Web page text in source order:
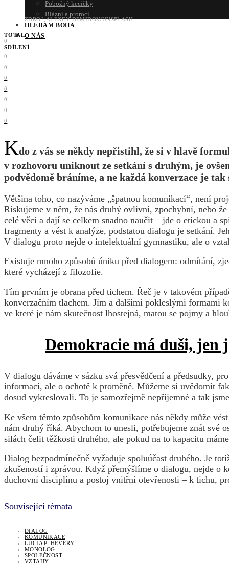
Pobožný kecičky
Blázni a proroci
HLEDÁM BOHA
O NÁS
ZDROJ: ALEXEY-DEMIDOV/UNSPLASH
TOTAL
0
SDÍLENÍ
0
0
0
0
0
0
0
Kdo z vás se někdy nepřistihl, že si v hlavě
v rozhovoru uniknout ze setkání s druhým, je
podvědomě bráníme, a ne každá konverzace je
Většina toho, co nazýváme „špatnou komunikací“, není
Riskujeme v něm, že nás druhý ovlivní, zpochybní, nebo
celé věci a dají se celkem snadno naučit – jde o etickou a
fragmenty a vést k analýze, podstatou dialogu je setkání.
V dialogu proto nejde o intelektuální gymnastiku, ale o
Existuje mnoho způsobů úniku před dialogem: odmítání,
které vycházejí z filozofie.
Tím prvním je obrana před tichem. Řeč je v takovém
konverzačním tlachem. Jím a dalšími pokleslými formami
ve které je nám skutečnost lhostejná, matou se pojmy a
Demokracie má duši,
V dialogu dáváme v sázku svá přesvědčení a předsudky,
informací, ale o ochotě k proměně. Můžeme si uvědomit
dosud vykreslovali. To je samozřejmě nepříjemné a tak
Ke všem těmto způsobům komunikace nás někdy může
nám druhý říká. Abychom to unesli, potřebujeme znát své
silách čelit těžkosti druhého, ale pokud na to kapacitu
Dialog bezpodmínečně vyžaduje spoluúčast druhého. Je
zkušeností i zprávou. Když přemýšlíme o dialogu, nejde o
duchovní disciplínu a postoj vnitřní otevřenosti – k tichu,
Související témata
DIALOG
KOMUNIKACE
LUCIA P. HEVERY
MONOLOG
SPOLEČNOST
VZTAHY